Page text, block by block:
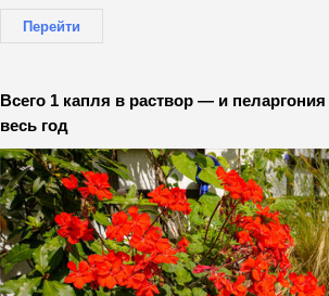
Перейти
Всего 1 капля в раствор — и пеларгония цветёт непрерывно
весь год